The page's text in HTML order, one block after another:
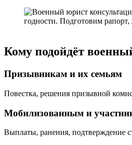
Кому подойдёт
Призывникам и их семьям
Повестка, решения призывной
Мобилизованным и
Выплаты, ранения, подтверждение